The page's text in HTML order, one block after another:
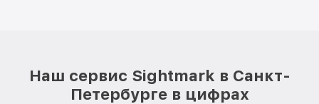
Наш сервис Sightmark в Санкт-
Петербурге в цифрах